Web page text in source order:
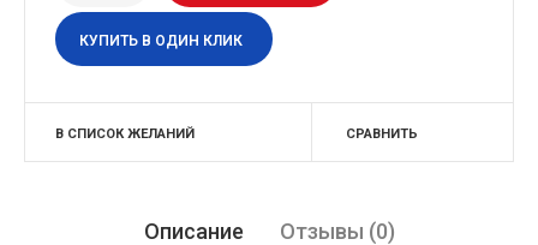
КУПИТЬ В ОДИН КЛИК
В СПИСОК ЖЕЛАНИЙ СРАВНИТЬ
Описание Отзывы (0)